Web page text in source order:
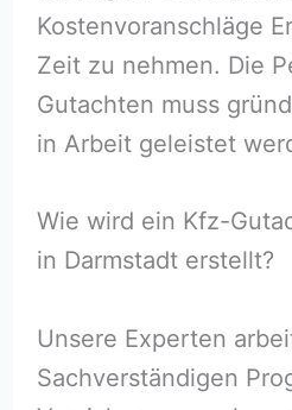
Kostenvoranschläge
Zeit zu nehmen. Die
Gutachten muss
in Arbeit geleistet
Wie wird ein Kfz-
in Darmstadt erstellt?
Unsere Experten
Sachverständigen